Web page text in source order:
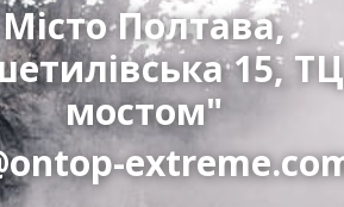
Місто Полтава,
15,
мостом"